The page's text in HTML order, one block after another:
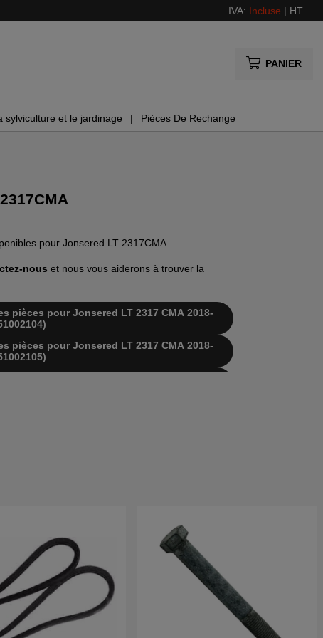
IVA: Incluse | HT
PANIER
sylviculture et le jardinage Pièces De Rechange
pour Jonsered LT 2317CMA.
nous et nous vous aiderons à trouver la
pièces pour Jonsered LT 2317 CMA 2018-
pièces pour Jonsered LT 2317 CMA 2018-
pièces pour Jonsered LT 2317 CMA 2018-
pièces pour Jonsered LT2317CMA 2012-
pièces pour Jonsered LT2317CMA 2013-
pièces pour Jonsered LT2317CMA 2014-